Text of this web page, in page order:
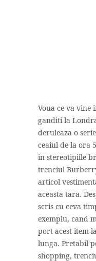
Voua ce va vine
ganditi la
deruleaza o
ceaiul de la ora
in stereotipiile
trenciul
articol
aceasta tara.
scris cu ceva
exemplu, cand
port acest item
lunga. Pretabil
shopping,